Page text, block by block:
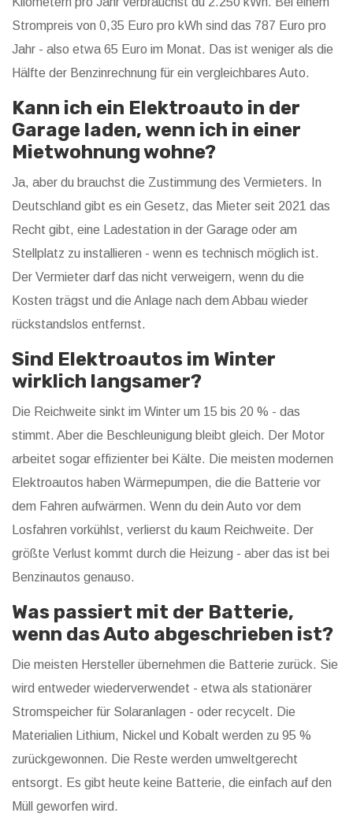
Strompreis von 0,35 Euro pro kWh sind das 787 Euro pro
Jahr - also etwa 65 Euro im Monat. Das ist weniger als die
Hälfte der Benzinrechnung für ein vergleichbares Auto.
Kann ich ein Elektroauto in der
Garage laden, wenn ich in einer
Mietwohnung wohne?
Ja, aber du brauchst die Zustimmung des Vermieters. In
Deutschland gibt es ein Gesetz, das Mieter seit 2021 das
Recht gibt, eine Ladestation in der Garage oder am
Stellplatz zu installieren - wenn es technisch möglich ist.
Der Vermieter darf das nicht verweigern, wenn du die
Kosten trägst und die Anlage nach dem Abbau wieder
rückstandslos entfernst.
Sind Elektroautos im Winter
wirklich langsamer?
Die Reichweite sinkt im Winter um 15 bis 20 % - das
stimmt. Aber die Beschleunigung bleibt gleich. Der Motor
arbeitet sogar effizienter bei Kälte. Die meisten modernen
Elektroautos haben Wärmepumpen, die die Batterie vor
dem Fahren aufwärmen. Wenn du dein Auto vor dem
Losfahren vorkühlst, verlierst du kaum Reichweite. Der
größte Verlust kommt durch die Heizung - aber das ist bei
Benzinautos genauso.
Was passiert mit der Batterie,
wenn das Auto abgeschrieben ist?
Die meisten Hersteller übernehmen die Batterie zurück. Sie
wird entweder wiederverwendet - etwa als stationärer
Stromspeicher für Solaranlagen - oder recycelt. Die
Materialien Lithium, Nickel und Kobalt werden zu 95 %
zurückgewonnen. Die Reste werden umweltgerecht
entsorgt. Es gibt heute keine Batterie, die einfach auf den
Müll geworfen wird.